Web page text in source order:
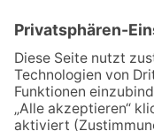
06.08.2026